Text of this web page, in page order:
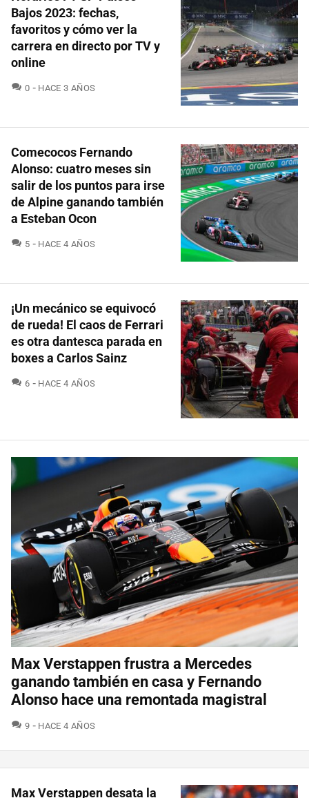
Bajos 2023: fechas,
favoritos y cómo ver la
carrera en directo por TV y
online
0 COMENTARIOS
HACE 3 AÑOS
Comecocos Fernando
Alonso: cuatro meses sin
salir de los puntos para irse
de Alpine ganando también
a Esteban Ocon
5 COMENTARIOS
HACE 4 AÑOS
¡Un mecánico se equivocó
de rueda! El caos de Ferrari
es otra dantesca parada en
boxes a Carlos Sainz
6 COMENTARIOS
HACE 4 AÑOS
Max Verstappen frustra a Mercedes
ganando también en casa y Fernando
Alonso hace una remontada magistral
9 COMENTARIOS
HACE 4 AÑOS
Max Verstappen desata la